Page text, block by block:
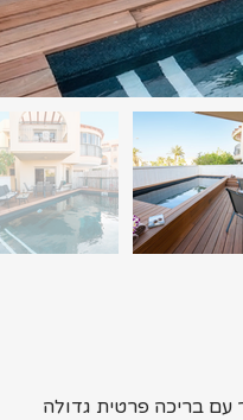
עם בריכה פרטית גדולה